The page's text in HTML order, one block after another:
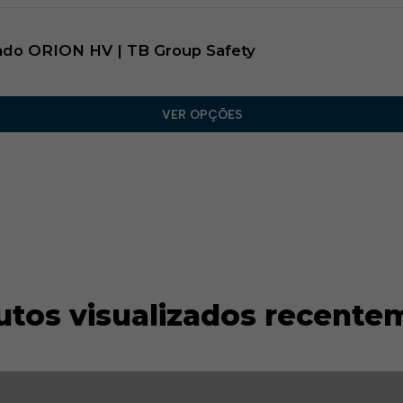
ORION HV | TB Group Safety
VER OPÇÕES
visualizados